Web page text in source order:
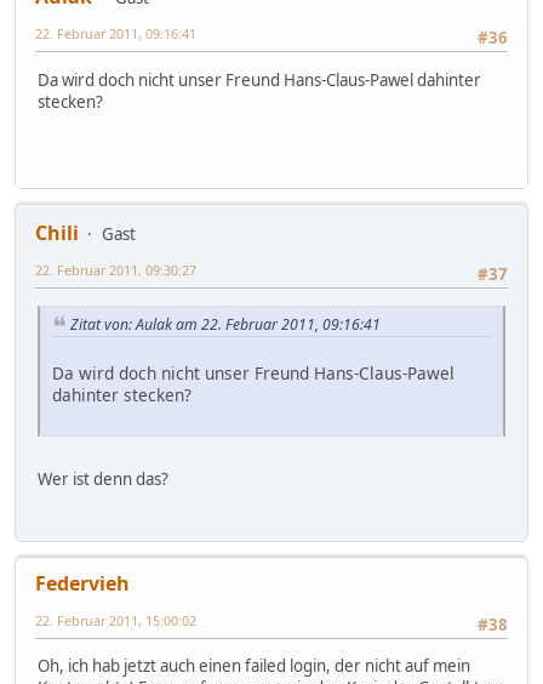
#36
22. Februar 2011, 09:16:41
Da wird doch nicht unser Freund Hans-Claus-Pawel dahinter
stecken?
Chili
Gast
#37
22. Februar 2011, 09:30:27
Zitat von: Aulak am 22. Februar 2011, 09:16:41
Da wird doch nicht unser Freund Hans-Claus-Pawel
dahinter stecken?
Wer ist denn das?
Federvieh
#38
22. Februar 2011, 15:00:02
Oh, ich hab jetzt auch einen failed login, der nicht auf mein